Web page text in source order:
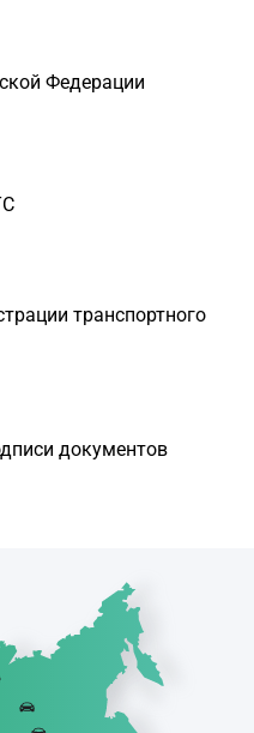
Федерации
транспортного
документов